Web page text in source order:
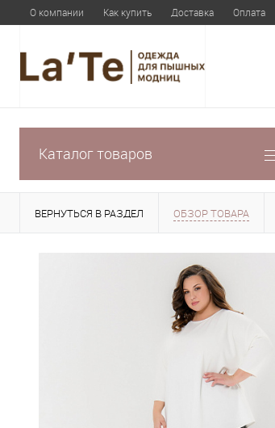
О компании Как купить Доставка Оплата
Каталог товаров
ВЕРНУТЬСЯ В РАЗДЕЛ ОБЗОР ТОВАРА